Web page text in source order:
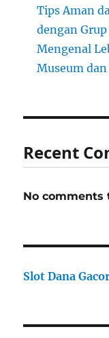
Tips Aman
dengan
Mengenal
Museum
Recent
No comments
Slot Dana